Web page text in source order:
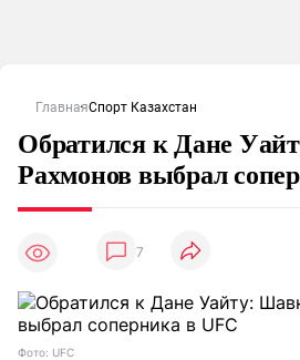
ГлавнаяСпорт Казахстан
Обратился к Дане
Рахмонов выбрал
7
Фото: UFC